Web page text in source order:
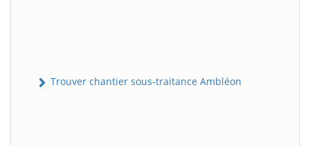
Trouver chantier sous-traitance Ambléon